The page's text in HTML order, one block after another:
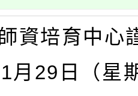
資培育中心
月29日（星